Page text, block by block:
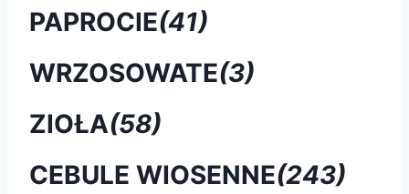
PAPROCIE(41)
WRZOSOWATE(3)
ZIOŁA(58)
CEBULE WIOSENNE(243)